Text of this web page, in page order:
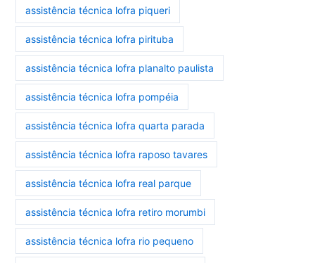
assistência técnica lofra piqueri
assistência técnica lofra pirituba
assistência técnica lofra planalto paulista
assistência técnica lofra pompéia
assistência técnica lofra quarta parada
assistência técnica lofra raposo tavares
assistência técnica lofra real parque
assistência técnica lofra retiro morumbi
assistência técnica lofra rio pequeno